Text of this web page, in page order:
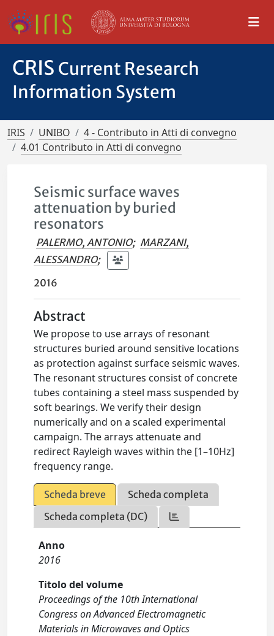
CRIS Current Research
Information System
IRIS UNIBO
4 - Contributo in Atti di convegno
4.01 Contributo in Atti di convegno
Seismic surface waves
attenuation by buried
resonators
PALERMO, ANTONIO; MARZANI,
ALESSANDRO;
2016
Abstract
We propose to use arrays of resonant
structures buried around sensitive locations
as protection against surface seismic waves.
The resonant structures consist of concrete
tubes containing a steel mass suspended by
soft bearings. We verify their design
numerically and on a scaled experimental
campaign. The arrays attenuate and
redirect Rayleigh waves within the [1–10Hz]
frequency range.
Scheda breve
Scheda completa
Scheda completa (DC)
Anno
2016
Titolo del volume
Proceedings of the 10th International
Congress on Advanced Electromagnetic
Materials in Microwaves and Optics